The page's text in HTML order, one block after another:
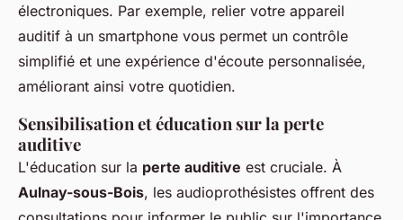
électroniques. Par exemple, relier votre appareil
auditif à un smartphone vous permet un contrôle
simplifié et une expérience d'écoute personnalisée,
améliorant ainsi votre quotidien.
Sensibilisation et éducation sur la perte
auditive
L'éducation sur la perte auditive est cruciale. À
Aulnay-sous-Bois, les audioprothésistes offrent des